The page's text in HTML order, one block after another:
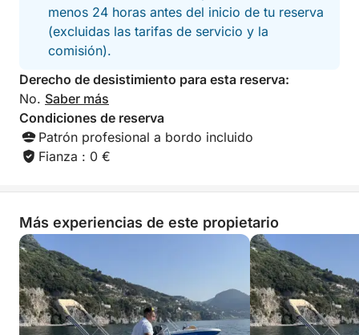
inolvidables con tu familia y amigos!
menos 24 horas antes del inicio de tu reserva
(excluidas las tarifas de servicio y la
comisión).
Derecho de desistimiento para esta reserva:
No. Saber más
Condiciones de reserva
Patrón profesional a bordo incluido
Fianza : 0 €
Más experiencias de este propietario